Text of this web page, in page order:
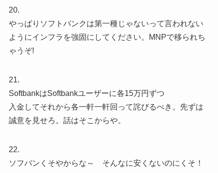
20.
やっぱりソフトバンクは第一種じゃないって言われない
ようにインフラを強固にしてください。MNPで移られち
ゃうぞ!
21.
SoftbankはSoftbankユーザーに各15万円ずつ
入金してそれから各一軒一軒回って詫びるべき。先ずは
誠意を見せろ。話はそこからや。
22.
ソフバンくそやからな～ そんなに安くないのにくそ！